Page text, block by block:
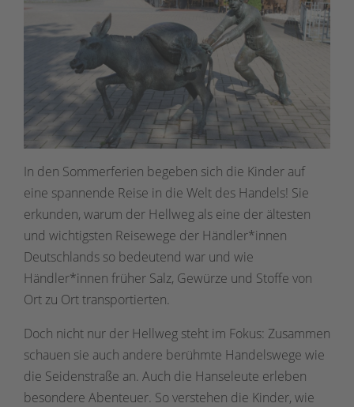
In den Sommerferien begeben sich die Kinder auf
eine spannende Reise in die Welt des Handels! Sie
erkunden, warum der Hellweg als eine der ältesten
und wichtigsten Reisewege der Händler*innen
Deutschlands so bedeutend war und wie
Händler*innen früher Salz, Gewürze und Stoffe von
Ort zu Ort transportierten.
Doch nicht nur der Hellweg steht im Fokus: Zusammen
schauen sie auch andere berühmte Handelswege wie
die Seidenstraße an. Auch die Hanseleute erleben
besondere Abenteuer. So verstehen die Kinder, wie